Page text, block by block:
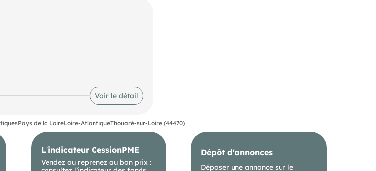
Voir le détail
Pays de la LoireLoire-AtlantiqueThouaré-sur-Loire (44470)
L'indicateur CessionPME
Vendez ou reprenez au bon prix :
Dépôt d'annonces
Déposer une annonce sur le